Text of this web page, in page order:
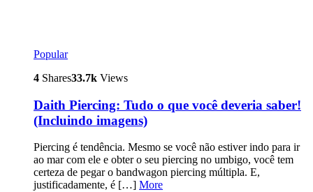
Popular
4 Shares33.7k Views
Daith Piercing: Tudo o que você deveria saber!
(Incluindo imagens)
Piercing é tendência. Mesmo se você não estiver indo para ir
ao mar com ele e obter o seu piercing no umbigo, você tem
certeza de pegar o bandwagon piercing múltipla. E,
justificadamente, é […] More